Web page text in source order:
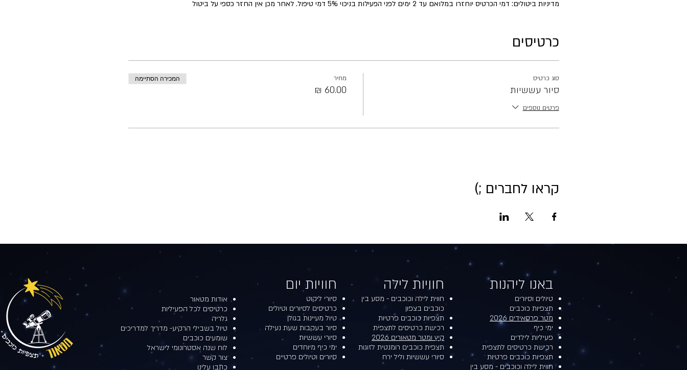
מדיניות ביטולים: דמי הכרטיס יוחזרו במלואם עד 2 ימים לפני הפעילות בניכוי 5% דמי טיפול. לאחר מכן אין החזר כספי על ביטול
כרטיסים
סוג כרטיס
סיור עששיות
פרטים נוספים
מחיר המכירה הסתיימה
קראו לחברים ;)
חוויות יום​
סיורי ליקוט
כרטיסים לסיורים וטיולים
טיול מעיינות בגולן
סיור בעקבות שעת נעילה
סיורי עששיות
ימי כיף מיוחדים
סיורים וטיולים פרטיים
אודות מטאור
כרטיסים לכל הפעיליות
גלריה
טיול בשבילי הרקיע- מדריך למדריכים
שומעים כוכבים
לוח שנה אסטרונומי לישראל
צור קשר
כתבו עלינו
חוויות לילה​​
חווית לילה וכוכבים - מסע בין
כוכבים בצפון
תצפיות כוכבים פרטיות
רכישת כרטיסים לתצפית
קיץ ומטר מטאורים 2026
תצפית כוכבים רומנטית לזוגות
סיורי עששיות וליל ירח
באנו ליהנות​​
טיולים וסיורים
תצפיות כוכבים
מטר פרסאידים 2026
ימי כיף
פעיליות לילדים
רכישת כרטיסים לתצפית
תצפיות כוכבים פרטיות
חווית לילה וכוכבים - מסע בין